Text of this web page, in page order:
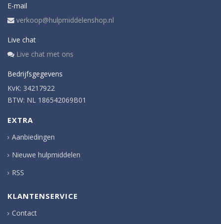
E-mail
verkoop@hulpmiddelenshop.nl
Live chat
Live chat met ons
Bedrijfsgegevens
KvK: 34217922
BTW: NL 186542069B01
EXTRA
Aanbiedingen
Nieuwe hulpmiddelen
RSS
KLANTENSERVICE
Contact